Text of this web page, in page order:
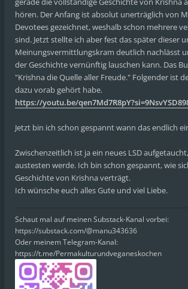
hören. Der Anfang ist absolut unerträglich von
Devotees gezeichnet, weshalb schon mehrere
sind. Jetzt stellte ich aber fest das später dieser
Meinungsvermittlungskram deutlich nachlässt
der Geschichte vernünftig lauschen kann. Das
"Krishna die Quelle aller Freude." Folgender ist
dazu vorab gehört habe.
https://youtu.be/
Jetzt bin ich schon gespannt wann das endlich
Zwischenzeitlich ist ja ein neues LSD
austesten werde. Ich bin schon gespannt, wie
Geschichte von Krishna verträgt.
Ich wünsche euch alles Gute und viel Liebe.
Schaut mal auf meinen Substack-Kanal vorbei:
https://substack.com/@manu343636
Oder meinem Telegram-Kanal:
https://t.me/Permakulturundveganeskochen